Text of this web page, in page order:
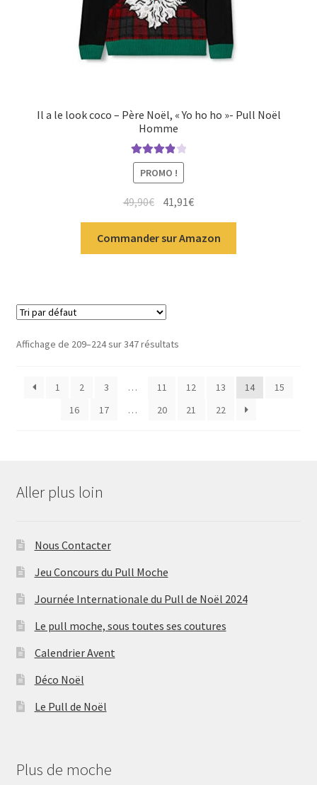
Il a le look coco – Père Noël, « Yo ho ho »- Pull Noël
Homme
Note4.00
sur 5
PROMO !
49,90€ 41,91€
Commander sur Amazon
Affichage de 209–224 sur 347 résultats
1 2 3 … 11 12 13 14
15
16
17 … 20 21 22
Aller plus loin
Nous Contacter
Jeu Concours du Pull Moche
Journée Internationale du Pull de Noël 2024
Le pull moche, sous toutes ses coutures
Calendrier Avent
Déco Noël
Le Pull de Noël
Plus de moche